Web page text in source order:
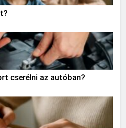
cserélni az autóban?